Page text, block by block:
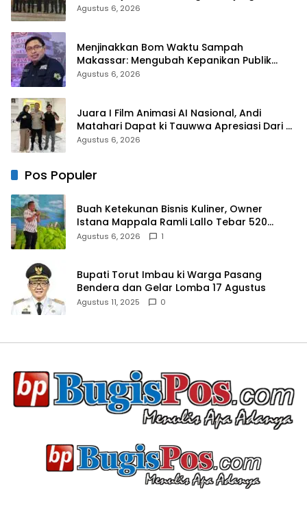
Silaturahmi Kapolres Wajo yang Baru
Agustus 6, 2026
Menjinakkan Bom Waktu Sampah
Makassar: Mengubah Kepanikan Publik
Menjadi Revolusi Berbasis RT
Agustus 6, 2026
Juara I Film Animasi AI Nasional, Andi
Matahari Dapat ki Tauwwa Apresiasi Dari
Kapolres Bulukumba
Agustus 6, 2026
Pos Populer
Buah Ketekunan Bisnis Kuliner, Owner
Istana Mappala Ramli Lallo Tebar 520
Paket Sembako di Gowa
Agustus 6, 2026 1
Bupati Torut Imbau ki Warga Pasang
Bendera dan Gelar Lomba 17 Agustus
Agustus 11, 2025 0